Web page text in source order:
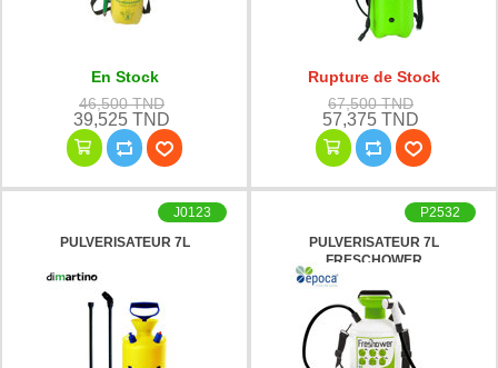
En Stock
46,500 TND
39,525 TND
Rupture de Stock
67,500 TND
57,375 TND
PULVERISATEUR 7L
J0123
PULVERISATEUR 7L
FRESCHOWER
P2532